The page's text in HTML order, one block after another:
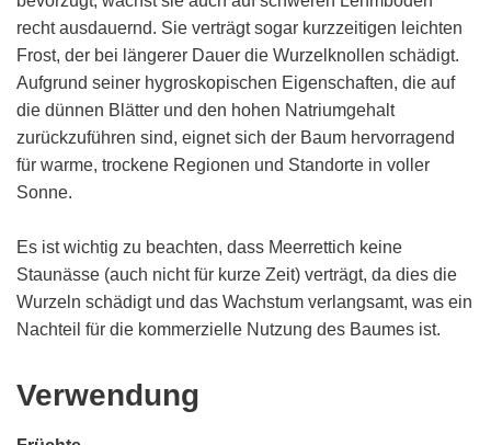
recht ausdauernd. Sie verträgt sogar kurzzeitigen leichten
Frost, der bei längerer Dauer die Wurzelknollen schädigt.
Aufgrund seiner hygroskopischen Eigenschaften, die auf
die dünnen Blätter und den hohen Natriumgehalt
zurückzuführen sind, eignet sich der Baum hervorragend
für warme, trockene Regionen und Standorte in voller
Sonne.
Es ist wichtig zu beachten, dass Meerrettich keine
Staunässe (auch nicht für kurze Zeit) verträgt, da dies die
Wurzeln schädigt und das Wachstum verlangsamt, was ein
Nachteil für die kommerzielle Nutzung des Baumes ist.
Verwendung